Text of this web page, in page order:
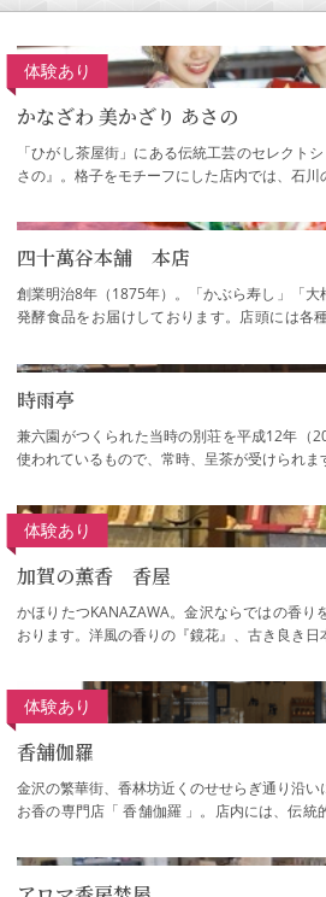
かなざわ 美かざり あさの
体験あり
「ひがし茶屋街」にある伝統工芸のセレクト
さの』。格子をモチーフにした店内では、石川
四十萬谷本舗 本店
創業明治8年（1875年）。「かぶら寿し」「
発酵食品をお届けしております。店頭には各
時雨亭
兼六園がつくられた当時の別荘を平成12年（
使われているもので、常時、呈茶が受
加賀の薫香 香屋
体験あり
かほりたつKANAZAWA。金沢ならではの香り
おります。洋風の香りの『鏡花』、古き良き日
香舗伽羅
体験あり
金沢の繁華街、香林坊近くのせせらぎ通り沿
お香の専門店「 香舗伽羅 」。店内には、伝統